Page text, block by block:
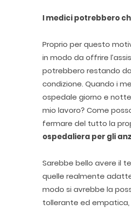
I medici potrebbero
Proprio per questo
in modo da offrire
potrebbero restando
condizione. Quando i
ospedale giorno e
mio lavoro? Come
fermare del tutto la
ospedaliera per gli
Sarebbe bello avere il
quelle realmente
modo si avrebbe la
tollerante ed